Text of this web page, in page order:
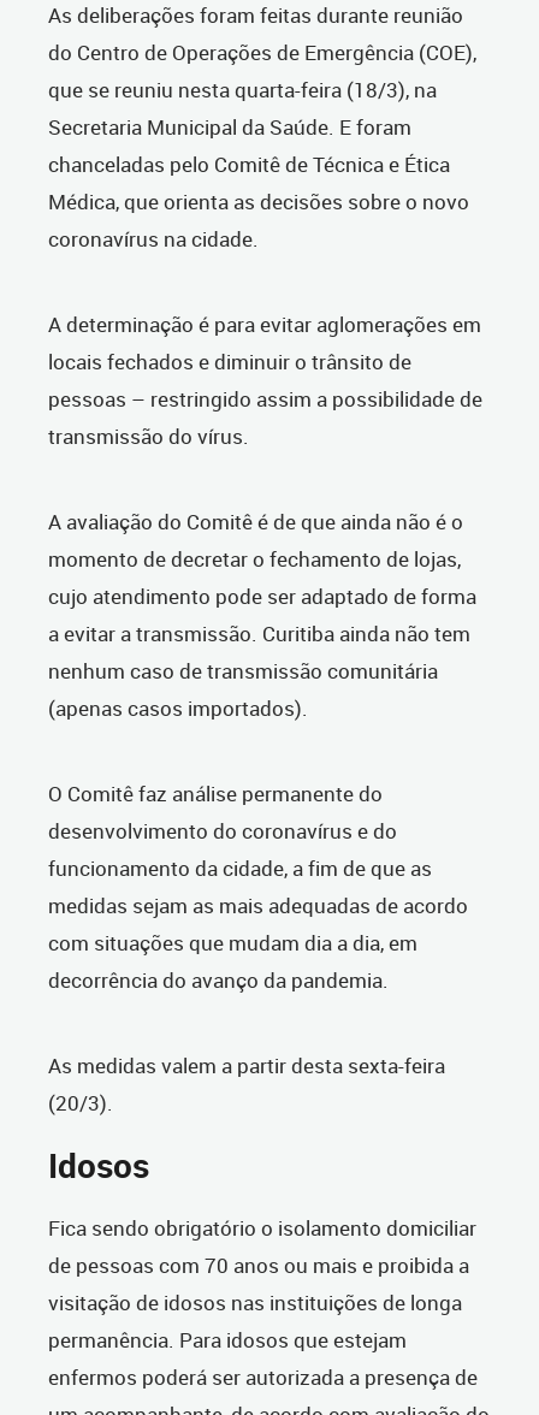
As deliberações foram feitas durante reunião
do Centro de Operações de Emergência (COE),
que se reuniu nesta quarta-feira (18/3), na
Secretaria Municipal da Saúde. E foram
chanceladas pelo Comitê de Técnica e Ética
Médica, que orienta as decisões sobre o novo
coronavírus na cidade.
A determinação é para evitar aglomerações em
locais fechados e diminuir o trânsito de
pessoas – restringido assim a possibilidade de
transmissão do vírus.
A avaliação do Comitê é de que ainda não é o
momento de decretar o fechamento de lojas,
cujo atendimento pode ser adaptado de forma
a evitar a transmissão. Curitiba ainda não tem
nenhum caso de transmissão comunitária
(apenas casos importados).
O Comitê faz análise permanente do
desenvolvimento do coronavírus e do
funcionamento da cidade, a fim de que as
medidas sejam as mais adequadas de acordo
com situações que mudam dia a dia, em
decorrência do avanço da pandemia.
As medidas valem a partir desta sexta-feira
(20/3).
Idosos
Fica sendo obrigatório o isolamento domiciliar
de pessoas com 70 anos ou mais e proibida a
visitação de idosos nas instituições de longa
permanência. Para idosos que estejam
enfermos poderá ser autorizada a presença de